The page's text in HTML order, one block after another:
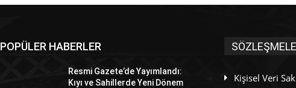
POPÜLER HABERLER
Resmi Gazete’de Yayımlandı:
Kıyı ve Sahillerde Yeni Dönem
Kişisel Veri